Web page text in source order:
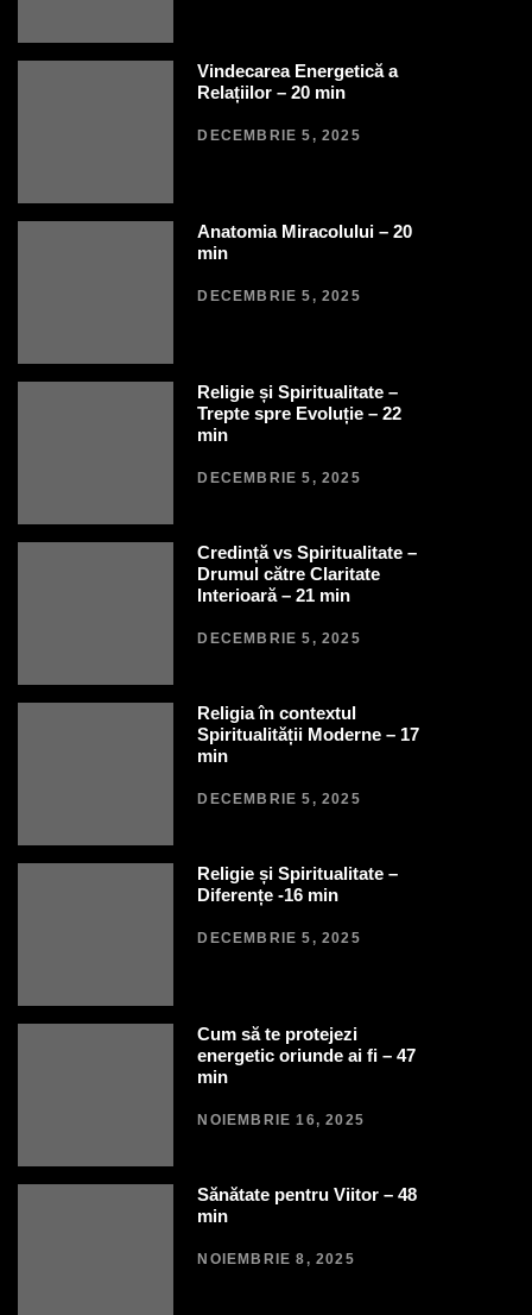
Vindecarea Energetică a
Relațiilor – 20 min
DECEMBRIE 5, 2025
Anatomia Miracolului – 20
min
DECEMBRIE 5, 2025
Religie și Spiritualitate –
Trepte spre Evoluție – 22
min
DECEMBRIE 5, 2025
Credință vs Spiritualitate –
Drumul către Claritate
Interioară – 21 min
DECEMBRIE 5, 2025
Religia în contextul
Spiritualității Moderne – 17
min
DECEMBRIE 5, 2025
Religie și Spiritualitate –
Diferențe -16 min
DECEMBRIE 5, 2025
Cum să te protejezi
energetic oriunde ai fi – 47
min
NOIEMBRIE 16, 2025
Sănătate pentru Viitor – 48
min
NOIEMBRIE 8, 2025